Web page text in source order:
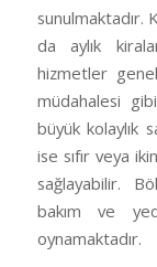
sunulmaktadır.
da aylık
hizmetler
müdahalesi
büyük kolaylık
ise sıfır veya
sağlayabilir.
bakım ve
oynamaktadır.